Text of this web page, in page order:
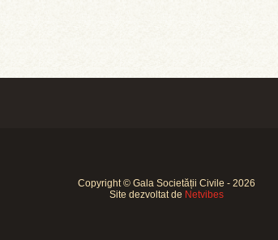
Copyright © Gala Societății Civile - 2026
Site dezvoltat de Netvibes